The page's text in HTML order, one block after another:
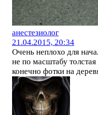
анестезиолог
21.04.2015, 20:34
Очень неплохо для
не по масштабу
конечно фотки на